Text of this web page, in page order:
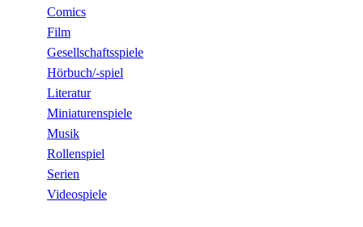
Comics
Film
Gesellschaftsspiele
Hörbuch/-spiel
Literatur
Miniaturenspiele
Musik
Rollenspiel
Serien
Videospiele